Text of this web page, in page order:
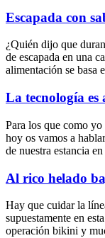
Escapada con
¿Quién dijo que
de escapada en una
alimentación se basa
La tecnología es
Para los que como
hoy os vamos a
de nuestra estancia
Al rico helado
Hay que cuidar la
supuestamente en
operación bikini y